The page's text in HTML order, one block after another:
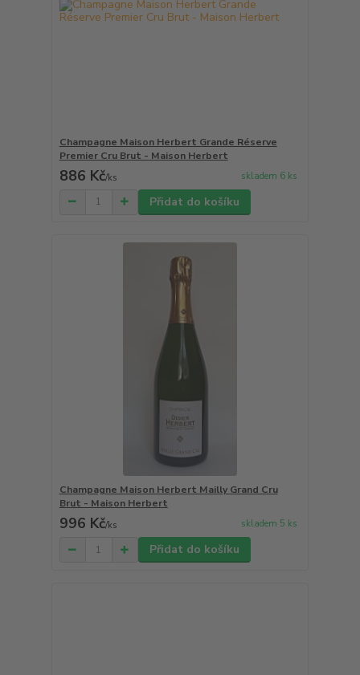
Champagne Maison Herbert Grande Réserve
Premier Cru Brut - Maison Herbert
886 Kč/ks skladem 6 ks
Přidat do košíku
Champagne Maison Herbert Mailly Grand Cru
Brut - Maison Herbert
996 Kč/ks skladem 5 ks
Přidat do košíku